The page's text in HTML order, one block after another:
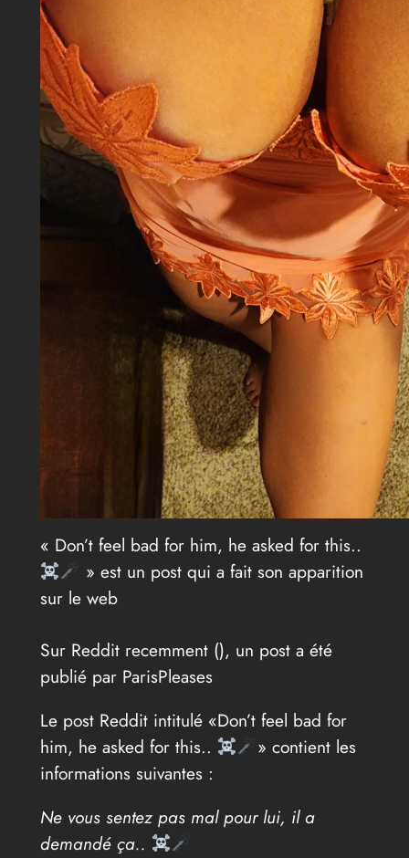
« Don’t feel bad for him, he asked for this..
» est un post qui a fait son apparition
sur le web
Sur Reddit recemment (), un post a été
publié par ParisPleases
Le post Reddit intitulé «Don’t feel bad for
him, he asked for this..
» contient les
informations suivantes :
Ne vous sentez pas mal pour lui, il a
demandé ça..